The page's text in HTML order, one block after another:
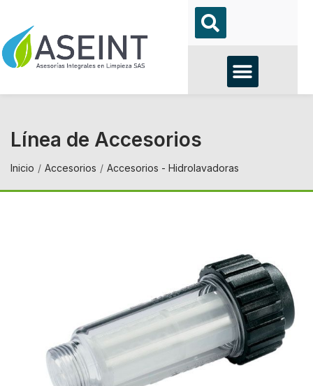
Línea de Accesorios
Inicio Accesorios Accesorios - Hidrolavadoras